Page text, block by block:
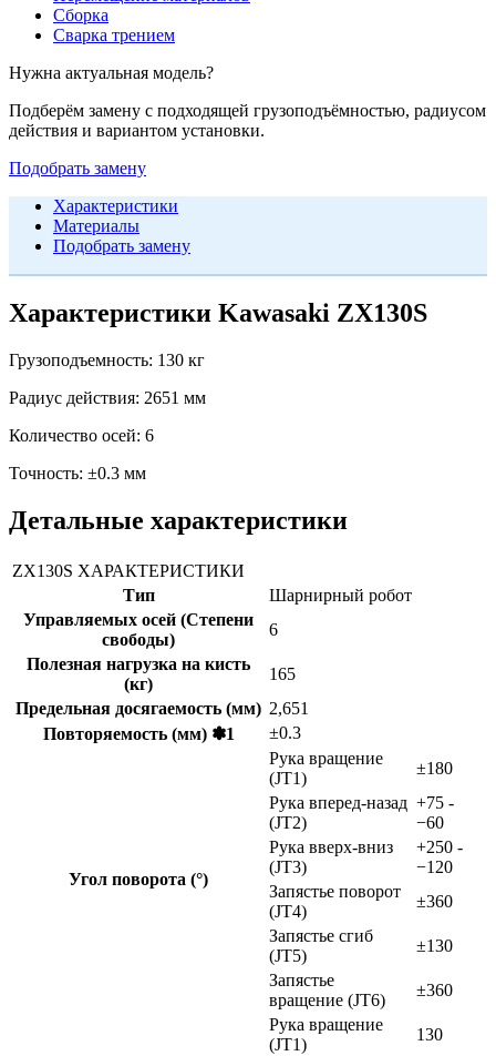
Сборка
Сварка трением
Нужна актуальная модель?
Подберём замену с подходящей грузоподъёмностью, радиусом
действия и вариантом установки.
Подобрать замену
Характеристики
Материалы
Подобрать замену
Характеристики Kawasaki ZX130S
Грузоподъемность: 130 кг
Радиус действия: 2651 мм
Количество осей: 6
Точность: ±0.3 мм
Детальные характеристики
ZX130S ХАРАКТЕРИСТИКИ
Тип
Шарнирный робот
Управляемых осей (Степени
свободы)
6
Полезная нагрузка на кисть
(кг)
165
Предельная досягаемость (мм) 2,651
Повторяемость (мм) ✽1
±0.3
Угол поворота (°)
Рука вращение
(JT1)
±180
Рука вперед-назад
(JT2)
+75 -
−60
Рука вверх-вниз
(JT3)
+250 -
−120
Запястье поворот
(JT4)
±360
Запястье сгиб
(JT5)
±130
Запястье
вращение (JT6)
±360
Рука вращение
(JT1)
130